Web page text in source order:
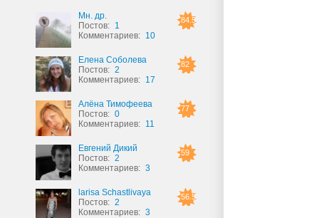
84.5
Мн. др.
Постов: 1
Комментариев: 10
82
Елена Соболева
Постов: 2
Комментариев: 17
77
Алёна Тимофеева
Постов: 0
Комментариев: 11
59
Евгений Дикий
Постов: 2
Комментариев: 3
56.5
larisa Schastlivaya
Постов: 2
Комментариев: 3